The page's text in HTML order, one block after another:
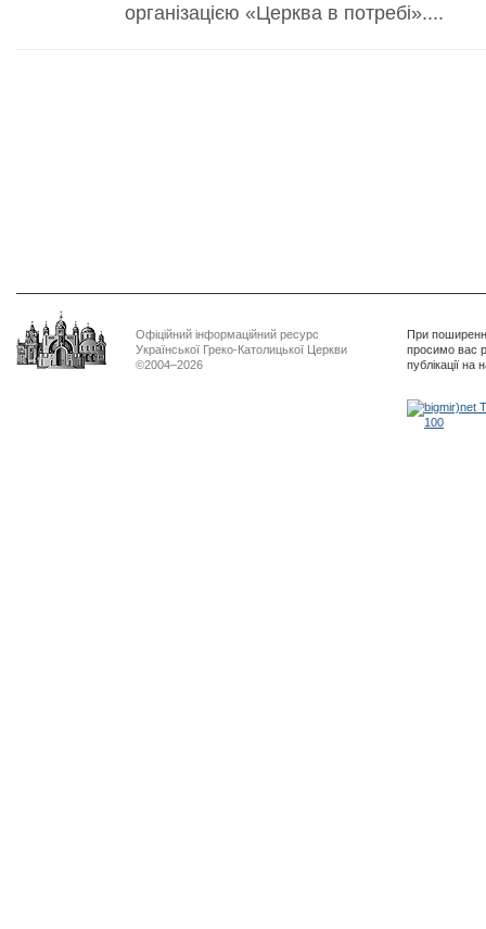
організацією «Церква в потребі»....
Офіційний інформаційний ресурс
Української Греко-Католицької Церкви
©2004–2026
При
просимо вас
публікації на